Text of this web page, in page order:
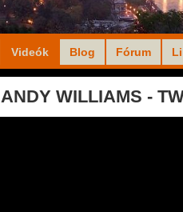
Videók Blog Fórum
ANDY WILLIAMS -